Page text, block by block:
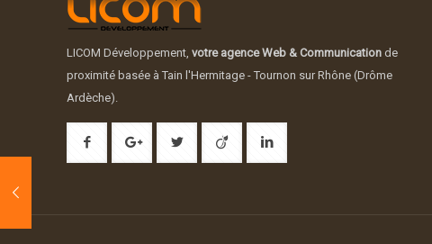
LICOM Développement,votre agence Web & Communication de
proximité basée à Tain l'Hermitage - Tournon sur Rhône (Drôme
Ardèche).